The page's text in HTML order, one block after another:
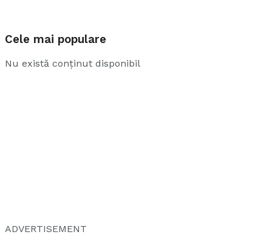
Cele mai populare
Nu există conținut disponibil
ADVERTISEMENT